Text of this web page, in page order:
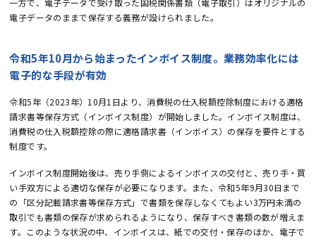
一方で、電子データで受け取った国税関係書類（電子取引）はオリジナルの
電子データのままで保存する義務が設けられました。
令和5年10月から始まったインボイス制度。業務効率化には
電子的な手段が有効
令和5年（2023年）10月1日より、消費税の仕入税額控除制度における適格
請求書等保存方式（インボイス制度）が開始しました。インボイス制度は、
消費税の仕入税額控除の際に適格請求書（インボイス）の保存を要件とする
制度です。
インボイス制度開始後は、売り手側によるインボイスの交付と、売り手・買
い手双方による適切な保存が必要になります。また、令和5年9月30日まで
の「区分記載請求書等保存方式」で書類を保存しなくてもよい3万円未満の
取引でも書類の保存が求められるようになり、保存すべき書類の数が増えま
す。このような状況の中、インボイスは、紙での交付・保存のほか、電子で